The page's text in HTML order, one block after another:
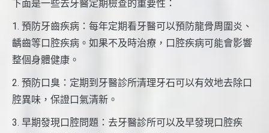
下面是一些去牙醫定期檢查的重要性：
1. 預防牙齒疾病：每年定期看牙醫可以預防龍骨周圍炎、
齲齒等口腔疾病。如果不及時治療，口腔疾病可能會影響
整個身體健康。
2. 預防口臭：定期到牙醫診所清理牙石可以有效地去除口
腔異味，保證口氣清新。
3. 早期發現口腔問題：去牙醫診所可以及早發現口腔疾